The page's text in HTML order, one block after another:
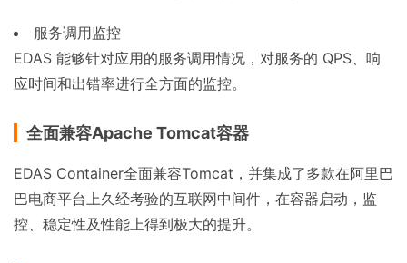
服务调用监控
EDAS 能够针对应用的服务调用情况，对服务的 QPS、响
应时间和出错率进行全方面的监控。
全面兼容Apache Tomcat容器
EDAS Container全面兼容Tomcat，并集成了多款在阿里巴
巴电商平台上久经考验的互联网中间件，在容器启动，监
控、稳定性及性能上得到极大的提升。